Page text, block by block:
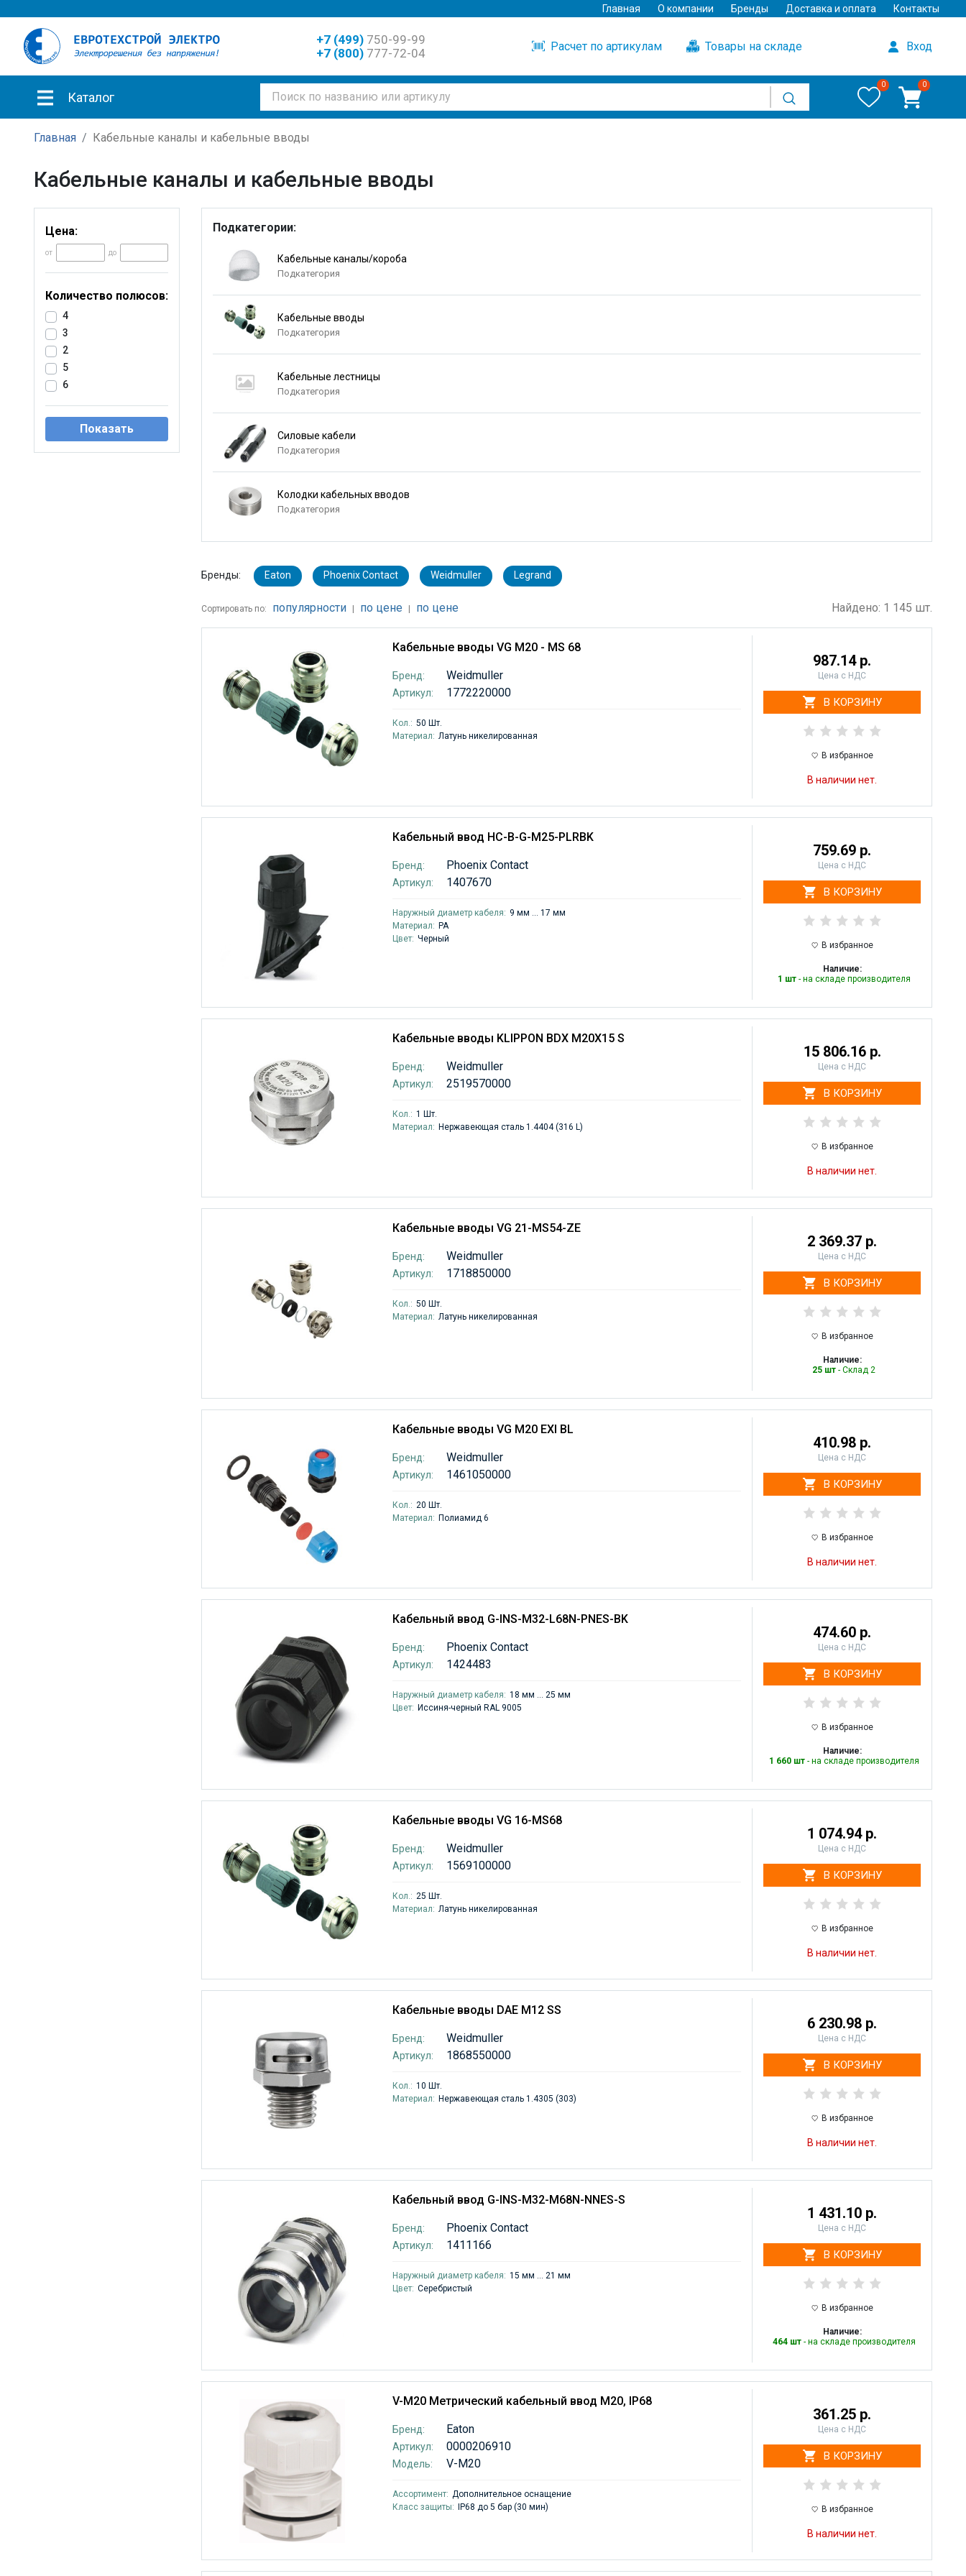
Главная О компании Бренды Доставка и оплата Контакты
+7 (499)750-99-99
+7 (800)777-72-04 Расчет по артикулам Товары на складе Вход
Каталог
0 0
Главная Кабельные каналы и кабельные вводы
Кабельные каналы и кабельные вводы
Цена:
от до
Количество полюсов:
4
3
2
5
6
Показать
Подкатегории:
Кабельные каналы/короба
Подкатегория
Кабельные вводы
Подкатегория
Кабельные лестницы
Подкатегория
Силовые кабели
Подкатегория
Колодки кабельных вводов
Подкатегория
Бренды: Eaton Phoenix Contact Weidmuller Legrand
Сортировать по: популярности по цене по цене Найдено: 1 145 шт.
Кабельные вводы VG M20 - MS 68
Бренд: Weidmuller
Артикул: 1772220000
Кол.: 50 Шт.
Материал: Латунь никелированная
987.14 р.
Цена с НДС
В КОРЗИНУ
В избранное
В наличии нет.
Кабельный ввод HC-B-G-M25-PLRBK
Бренд: Phoenix Contact
Артикул: 1407670
Наружный диаметр кабеля: 9 мм ... 17 мм
Материал: PA
Цвет: Черный
759.69 р.
Цена с НДС
В КОРЗИНУ
В избранное
Наличие:
1 шт- на складе производителя
Кабельные вводы KLIPPON BDX M20X15 S
Бренд: Weidmuller
Артикул: 2519570000
Кол.: 1 Шт.
Материал: Нержавеющая сталь 1.4404 (316 L)
15 806.16 р.
Цена с НДС
В КОРЗИНУ
В избранное
В наличии нет.
Кабельные вводы VG 21-MS54-ZE
Бренд: Weidmuller
Артикул: 1718850000
Кол.: 50 Шт.
Материал: Латунь никелированная
2 369.37 р.
Цена с НДС
В КОРЗИНУ
В избранное
Наличие:
25 шт - Склад 2
Кабельные вводы VG M20 EXI BL
Бренд: Weidmuller
Артикул: 1461050000
Кол.: 20 Шт.
Материал: Полиамид 6
410.98 р.
Цена с НДС
В КОРЗИНУ
В избранное
В наличии нет.
Кабельный ввод G-INS-M32-L68N-PNES-BK
Бренд: Phoenix Contact
Артикул: 1424483
Наружный диаметр кабеля: 18 мм ... 25 мм
Цвет: Иссиня-черный RAL 9005
474.60 р.
Цена с НДС
В КОРЗИНУ
В избранное
Наличие:
1 660 шт- на складе производителя
Кабельные вводы VG 16-MS68
Бренд: Weidmuller
Артикул: 1569100000
Кол.: 25 Шт.
Материал: Латунь никелированная
1 074.94 р.
Цена с НДС
В КОРЗИНУ
В избранное
В наличии нет.
Кабельные вводы DAE M12 SS
Бренд: Weidmuller
Артикул: 1868550000
Кол.: 10 Шт.
Материал: Нержавеющая сталь 1.4305 (303)
6 230.98 р.
Цена с НДС
В КОРЗИНУ
В избранное
В наличии нет.
Кабельный ввод G-INS-M32-M68N-NNES-S
Бренд: Phoenix Contact
Артикул: 1411166
Наружный диаметр кабеля: 15 мм ... 21 мм
Цвет: Серебристый
1 431.10 р.
Цена с НДС
В КОРЗИНУ
В избранное
Наличие:
464 шт- на складе производителя
V-M20 Метрический кабельный ввод М20, IP68
Бренд: Eaton
Артикул: 0000206910
Модель: V-M20
Ассортимент: Дополнительное оснащение
Класс защиты:
IP68 до 5 бар (30 мин)
361.25 р.
Цена с НДС
В КОРЗИНУ
В избранное
В наличии нет.